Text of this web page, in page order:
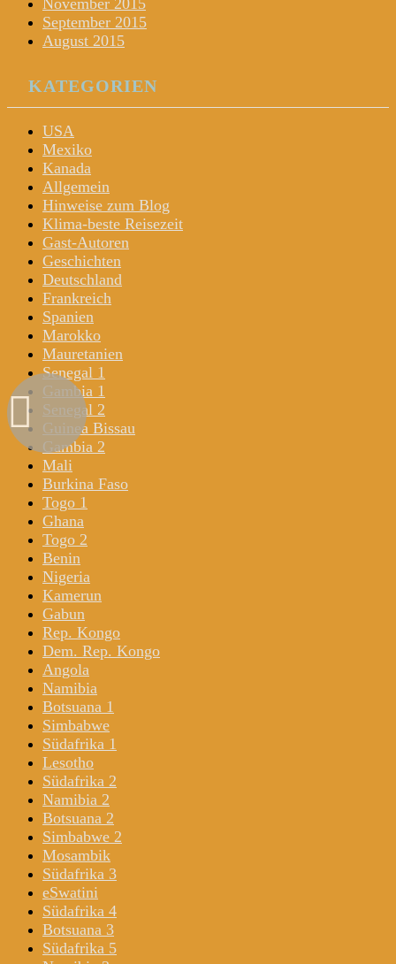
September 2015
August 2015
KATEGORIEN
USA
Mexiko
Kanada
Allgemein
Hinweise zum Blog
Klima-beste Reisezeit
Gast-Autoren
Geschichten
Deutschland
Frankreich
Spanien
Marokko
Mauretanien
Senegal 1
Gambia 1
Senegal 2
Guinea Bissau
Gambia 2
Mali
Burkina Faso
Togo 1
Ghana
Togo 2
Benin
Nigeria
Kamerun
Gabun
Rep. Kongo
Dem. Rep. Kongo
Angola
Namibia
Botsuana 1
Simbabwe
Südafrika 1
Lesotho
Südafrika 2
Namibia 2
Botsuana 2
Simbabwe 2
Mosambik
Südafrika 3
eSwatini
Südafrika 4
Botsuana 3
Südafrika 5